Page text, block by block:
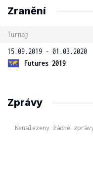
Zranění
Turnaj
15.09.2019 - 01.03.2020
Futures 2019
Zprávy
Nenalezeny žádné